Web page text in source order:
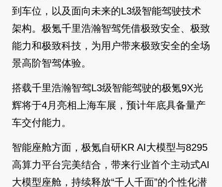
到车位，以及面向未来的L3级智能驾驶技术
架构。极氪千里浩瀚智驾凭借极致安全、极致
能力和极致科技，为用户带来极致安全的全场
景高阶智驾体验。
搭载千里浩瀚智驾L3级智能驾驶的极氪9X光
辉将于4月亮相上海车展，预计年底具备量产
车交付能力。
智能座舱方面，极氪自研KR AI大模型与8295
高算力平台完美结合，带来行业首个主动式AI
大模型座舱，持续释放“千人千面”的个性化潜